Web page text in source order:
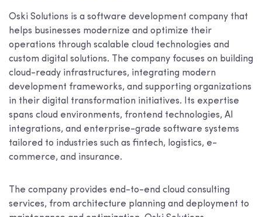
Oski Solutions is a software development company that
helps businesses modernize and optimize their
operations through scalable cloud technologies and
custom digital solutions. The company focuses on building
cloud-ready infrastructures, integrating modern
development frameworks, and supporting organizations
in their digital transformation initiatives. Its expertise
spans cloud environments, frontend technologies, AI
integrations, and enterprise-grade software systems
tailored to industries such as fintech, logistics, e-
commerce, and insurance.
The company provides end-to-end cloud consulting
services, from architecture planning and deployment to